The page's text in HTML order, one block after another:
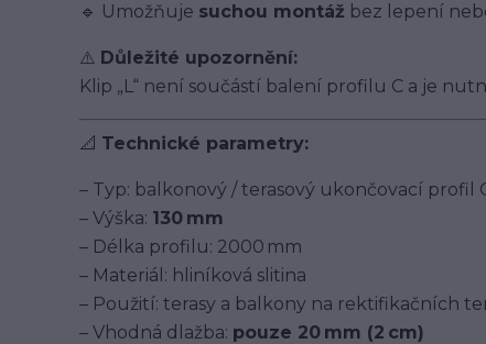
🔹 Umožňuje suchou montáž bez lepení
⚠️ Důležité upozornění:
Klip „L“ není součástí balení profilu C a je
📐 Technické parametry:
– Typ: balkonový / terasový ukončovací profil
– Výška: 130 mm
– Délka profilu: 2000 mm
– Materiál: hliníková slitina
– Použití: terasy a balkony na rektifikačních
– Vhodná dlažba: pouze 20 mm (2 cm)